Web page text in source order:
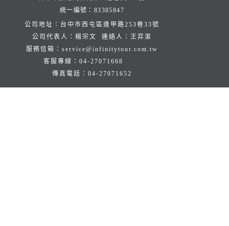
統一編號：83385847
公司地址：台中市西屯區逢甲路253巷33號
公司代表人：楊宗文 連絡人：王弈潔
服務信箱： service@infinitytour.com.tw
客服專線： 04-27071668
傳真電話： 04-27071652